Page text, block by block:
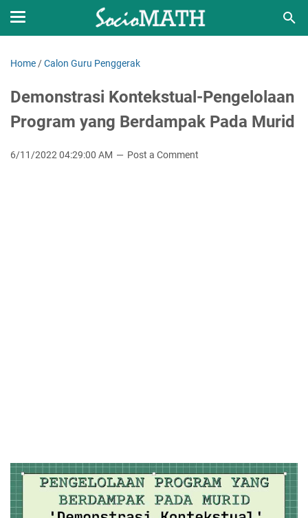
Home /Calon Guru Penggerak
Demonstrasi Kontekstual-Pengelolaan
Program yang Berdampak Pada Murid
6/11/2022 04:29:00 AM Post a Comment